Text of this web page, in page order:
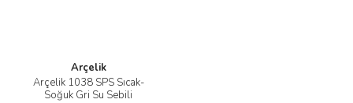
Arçelik
Arçelik 1038 SPS Sıcak-
Soğuk Gri Su Sebili